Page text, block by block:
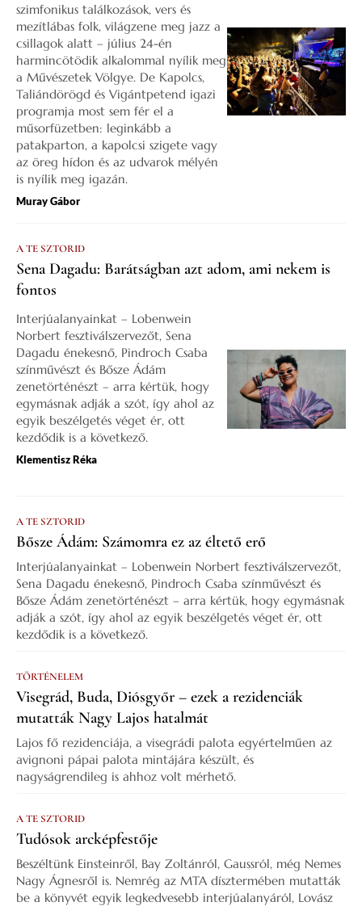
szimfonikus találkozások, vers és
mezítlábas folk, világzene meg jazz a
csillagok alatt – július 24-én
harmincötödik alkalommal nyílik meg
a Művészetek Völgye. De Kapolcs,
Taliándörögd és Vigántpetend igazi
programja most sem fér el a
műsorfüzetben: leginkább a
patakparton, a kapolcsi szigete vagy
az öreg hídon és az udvarok mélyén
is nyílik meg igazán.
Muray Gábor
A TE SZTORID
Sena Dagadu: Barátságban azt adom, ami nekem is
fontos
Interjúalanyainkat – Lobenwein
Norbert fesztiválszervezőt, Sena
Dagadu énekesnő, Pindroch Csaba
színművészt és Bősze Ádám
zenetörténészt – arra kértük, hogy
egymásnak adják a szót, így ahol az
egyik beszélgetés véget ér, ott
kezdődik is a következő.
Klementisz Réka
A TE SZTORID
Bősze Ádám: Számomra ez az éltető erő
Interjúalanyainkat – Lobenwein Norbert fesztiválszervezőt,
Sena Dagadu énekesnő, Pindroch Csaba színművészt és
Bősze Ádám zenetörténészt – arra kértük, hogy egymásnak
adják a szót, így ahol az egyik beszélgetés véget ér, ott
kezdődik is a következő.
TÖRTÉNELEM
Visegrád, Buda, Diósgyőr – ezek a rezidenciák
mutatták Nagy Lajos hatalmát
Lajos fő rezidenciája, a visegrádi palota egyértelműen az
avignoni pápai palota mintájára készült, és
nagyságrendileg is ahhoz volt mérhető.
A TE SZTORID
Tudósok arcképfestője
Beszéltünk Einsteinről, Bay Zoltánról, Gaussról, még Nemes
Nagy Ágnesről is. Nemrég az MTA dísztermében mutatták
be a könyvét egyik legkedvesebb interjúalanyáról, Lovász